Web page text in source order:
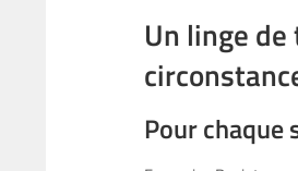
Un linge
Pour chaque